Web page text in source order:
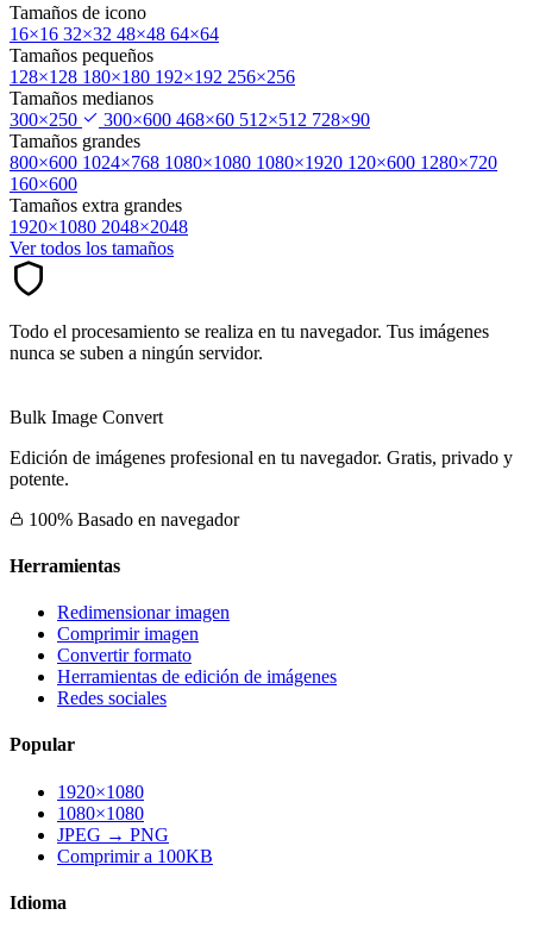
Tamaños de icono
16×16 32×32 48×48 64×64
Tamaños pequeños
128×128 180×180 192×192 256×256
Tamaños medianos
300×250
300×600 468×60 512×512 728×90
Tamaños grandes
800×600 1024×768 1080×1080 1080×1920 120×600 1280×720
160×600
Tamaños extra grandes
1920×1080 2048×2048
Ver todos los tamaños
Todo el procesamiento se realiza en tu navegador. Tus imágenes
nunca se suben a ningún servidor.
Bulk Image Convert
Edición de imágenes profesional en tu navegador. Gratis, privado y
potente.
100% Basado en navegador
Herramientas
Redimensionar imagen
Comprimir imagen
Convertir formato
Herramientas de edición de imágenes
Redes sociales
Popular
1920×1080
1080×1080
JPEG → PNG
Comprimir a 100KB
Idioma